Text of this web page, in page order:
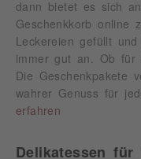
dann bietet es sich
Geschenkkorb online
Leckereien gefüllt
immer gut an. Ob für
Die Geschenkpakete
wahrer Genuss für
erfahren
Delikatessen für